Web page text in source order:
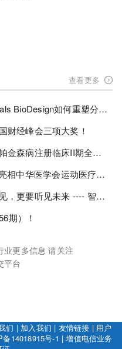
查看更多
从DNA设计到药物创新：Signals BioDesign如何重塑分子生物学研发生态！
财经峰会三项大奖！
士泽生物通用型细胞新药治疗帕金森病注册临床II期全部入组完成！
DePuy Synthes将携全产品线亮相中华医学会运动医疗分会大会，加码布局中国运动医学创新赛道！
【人工耳蜗技术解读】不止听见，更要听见未来 ---- 智能耳蜗，开启人工耳蜗技术新纪元！
期）！
业更多信息 请关注
平台
们 | 加入我们 | 友情链接 | 用户
备14018915号-1 |增值电信业务